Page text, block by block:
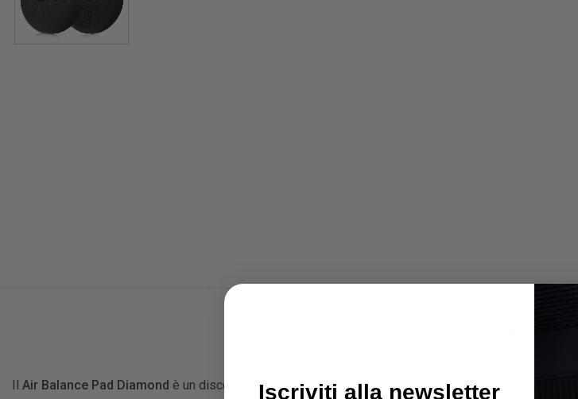
Il Air Balance Pad Diamond è un disco propriocettivo gonfiabile, realizzato in gomma di alta qualità
Iscriviti alla newsletter